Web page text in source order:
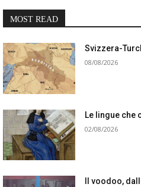
MOST READ
Svizzera-
08/08/2026
Le lingue che
02/08/2026
Il voodoo,